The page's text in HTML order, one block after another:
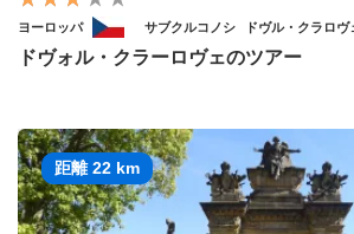
ヨーロッパ サブクルコノシ ドヴル・クラロヴ
ドヴォル・クラーロヴェのツアー
距離 22 km